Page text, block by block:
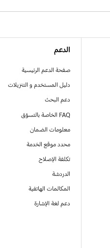
الدعم
صفحة الدعم الرئيسية
دليل المستخدم و التنزيلات
دعم البحث
FAQ الخاصة بالتسوّق
معلومات الضمان
محدد موقع الخدمة
تكلفة الإصلاح
الدردشة
المكالمات الهاتفية
دعم لغة الإشارة